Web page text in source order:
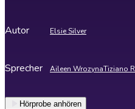
Autor Elsie Silver
Sprecher Aileen WrozynaTiziano
Hörprobe anhören